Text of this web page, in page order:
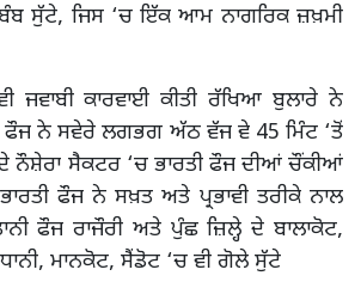
ਸੁੱਟੇ, ਜਿਸ ‘ਚ ਇੱਕ ਆਮ ਨਾਗਰਿਕ ਜ਼ਖ਼ਮੀ
ਜਵਾਬੀ ਕਾਰਵਾਈ ਕੀਤੀ ਰੱਖਿਆ ਬੁਲਾਰੇ ਨੇ
ਫੌਜ ਨੇ ਸਵੇਰੇ ਲਗਭਗ ਅੱਠ ਵੱਜ ਵੇ 45 ਮਿੰਟ ‘ਤੋਂ
ਨੌਸ਼ੇਰਾ ਸੈਕਟਰ ‘ਚ ਭਾਰਤੀ ਫੌਜ ਦੀਆਂ ਚੌਂਕੀਆਂ
ਭਾਰਤੀ ਫੌਜ ਨੇ ਸਖ਼ਤ ਅਤੇ ਪ੍ਰਭਾਵੀ ਤਰੀਕੇ ਨਾਲ
ਫੌਜ ਰਾਜੌਰੀ ਅਤੇ ਪੁੰਛ ਜ਼ਿਲ੍ਹੇ ਦੇ ਬਾਲਾਕੋਟ,
ਮਾਨਕੋਟ, ਸੈਂਡੋਟ ‘ਚ ਵੀ ਗੋਲੇ ਸੁੱਟੇ